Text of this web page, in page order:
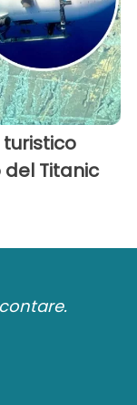
Titanic